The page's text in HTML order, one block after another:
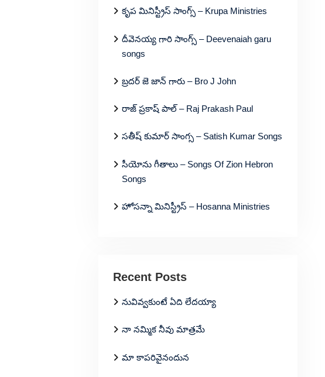
కృప మినిస్ట్రీస్ సాంగ్స్ – Krupa Ministries
దీవెనయ్య గారి సాంగ్స్ – Deevenaiah garu
songs
బ్రదర్ జె జాన్ గారు – Bro J John
రాజ్ ప్రకాష్ పాల్ – Raj Prakash Paul
సతీష్ కుమార్ సాంగ్స – Satish Kumar Songs
సీయోను గీతాలు – Songs Of Zion Hebron
Songs
హోసన్నా మినిస్ట్రీస్ – Hosanna Ministries
Recent Posts
నువివ్వకుంటే ఏది లేదయ్యా
నా నమ్మిక నీవు మాత్రమే
మా కాపరివైనందున